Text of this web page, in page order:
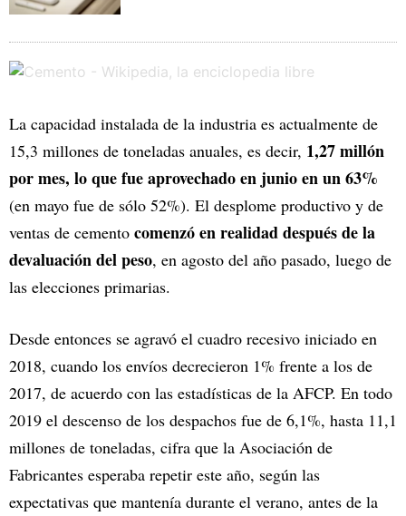
La capacidad instalada de la industria es actualmente de
15,3 millones de toneladas anuales, es decir, 1,27 millón
por mes, lo que fue aprovechado en junio en un 63%
(en mayo fue de sólo 52%). El desplome productivo y de
ventas de cemento comenzó en realidad después de la
devaluación del peso, en agosto del año pasado, luego de
las elecciones primarias.
Desde entonces se agravó el cuadro recesivo iniciado en
2018, cuando los envíos decrecieron 1% frente a los de
2017, de acuerdo con las estadísticas de la AFCP. En todo
2019 el descenso de los despachos fue de 6,1%, hasta 11,1
millones de toneladas, cifra que la Asociación de
Fabricantes esperaba repetir este año, según las
expectativas que mantenía durante el verano, antes de la